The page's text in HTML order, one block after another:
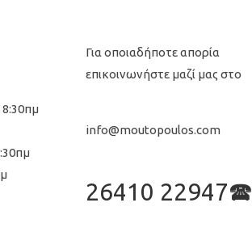
Για οποιαδήποτε απορία
επικοινωνήστε μαζί μας στο
info@moutopoulos.com
26410 22947🕿